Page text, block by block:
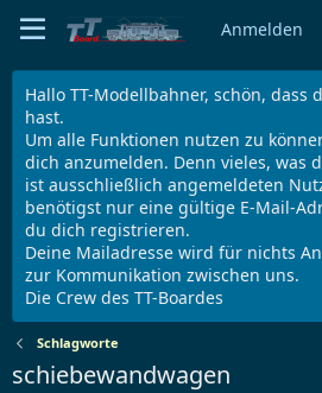
Anmelden
Hallo TT-Modellbahner, schön, dass
hast.
Um alle Funktionen nutzen zu
dich anzumelden. Denn vieles, was
ist ausschließlich angemeldeten
benötigst nur eine gültige E-Mail-
du dich registrieren.
Deine Mailadresse wird für nichts
zur Kommunikation zwischen uns.
Die Crew des TT-Boardes
Schlagworte
schiebewandwagen